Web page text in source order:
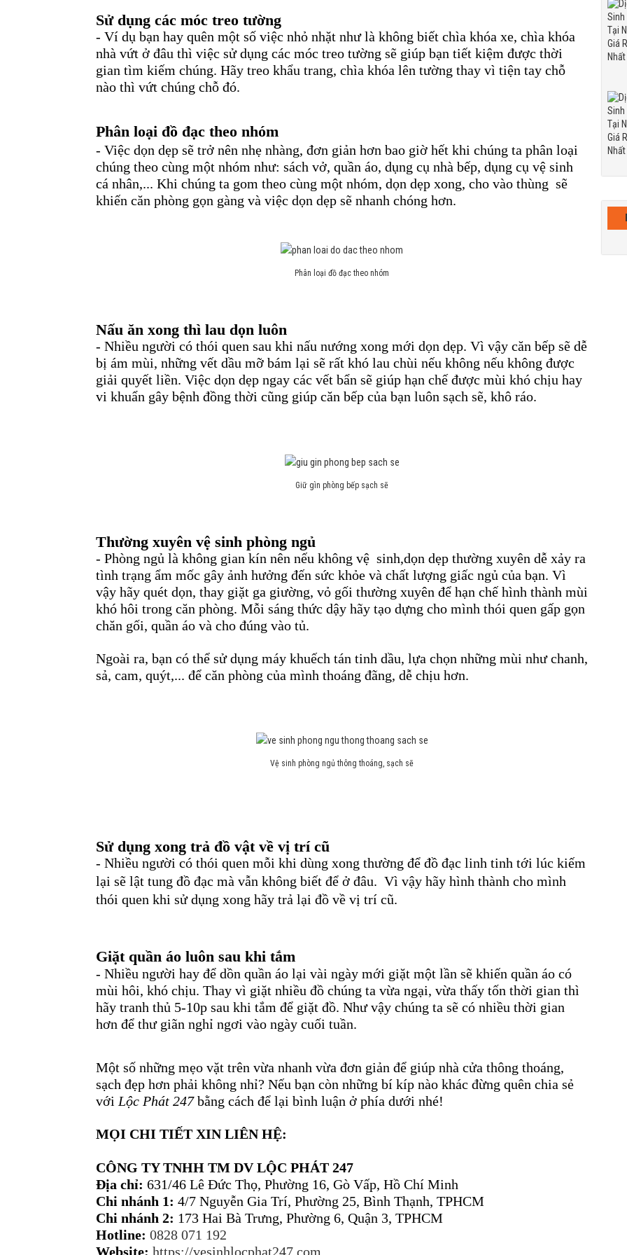
Sử dụng các móc treo tường
- Ví dụ bạn hay quên một số việc nhỏ nhặt như là không biết chìa khóa xe, chìa khóa
nhà vứt ở đâu thì việc sử dụng các móc treo tường sẽ giúp bạn tiết kiệm được thời
gian tìm kiếm chúng. Hãy treo khẩu trang, chìa khóa lên tường thay vì tiện tay chỗ
nào thì vứt chúng chỗ đó.
Phân loại đồ đạc theo nhóm
- Việc dọn dẹp sẽ trở nên nhẹ nhàng, đơn giản hơn bao giờ hết khi chúng ta phân loại
chúng theo cùng một nhóm như: sách vở, quần áo, dụng cụ nhà bếp, dụng cụ vệ sinh
cá nhân,... Khi chúng ta gom theo cùng một nhóm, dọn dẹp xong, cho vào thùng sẽ
khiến căn phòng gọn gàng và việc dọn dẹp sẽ nhanh chóng hơn.
Phân loại đồ đạc theo nhóm​​​
Nấu ăn xong thì lau dọn luôn
- Nhiều người có thói quen sau khi nấu nướng xong mới dọn dẹp. Vì vậy căn bếp sẽ dễ
bị ám mùi, những vết dầu mỡ bám lại sẽ rất khó lau chùi nếu không nếu không được
giải quyết liền. Việc dọn dẹp ngay các vết bẩn sẽ giúp hạn chế được mùi khó chịu hay
vi khuẩn gây bệnh đồng thời cũng giúp căn bếp của bạn luôn sạch sẽ, khô ráo.
Giữ gìn phòng bếp sạch sẽ
Thường xuyên vệ sinh phòng ngủ
- Phòng ngủ là không gian kín nên nếu không vệ sinh,dọn dẹp thường xuyên dễ xảy ra
tình trạng ẩm mốc gây ảnh hưởng đến sức khỏe và chất lượng giấc ngủ của bạn. Vì
vậy hãy quét dọn, thay giặt ga giường, vỏ gối thường xuyên để hạn chế hình thành mùi
khó hôi trong căn phòng. Mỗi sáng thức dậy hãy tạo dựng cho mình thói quen gấp gọn
chăn gối, quần áo và cho đúng vào tủ.
Ngoài ra, bạn có thể sử dụng máy khuếch tán tinh dầu, lựa chọn những mùi như chanh,
sả, cam, quýt,... để căn phòng của mình thoáng đãng, dễ chịu hơn.
Vệ sinh phòng ngủ thông thoáng, sạch sẽ
Sử dụng xong trả đồ vật về vị trí cũ
- Nhiều người có thói quen mỗi khi dùng xong thường để đồ đạc linh tinh tới lúc kiếm
lại sẽ lật tung đồ đạc mà vẫn không biết để ở đâu. Vì vậy hãy hình thành cho mình
thói quen khi sử dụng xong hãy trả lại đồ về vị trí cũ.
Giặt quần áo luôn sau khi tắm
- Nhiều người hay để dồn quần áo lại vài ngày mới giặt một lần sẽ khiến quần áo có
mùi hôi, khó chịu. Thay vì giặt nhiều đồ chúng ta vừa ngại, vừa thấy tốn thời gian thì
hãy tranh thủ 5-10p sau khi tắm để giặt đồ. Như vậy chúng ta sẽ có nhiều thời gian
hơn để thư giãn nghỉ ngơi vào ngày cuối tuần.
Một số những mẹo vặt trên vừa nhanh vừa đơn giản để giúp nhà cửa thông thoáng,
sạch đẹp hơn phải không nhỉ? Nếu bạn còn những bí kíp nào khác đừng quên chia sẻ
vớiLộc Phát 247bằng cách để lại bình luận ở phía dưới nhé!
MỌI CHI TIẾT XIN LIÊN HỆ:
CÔNG TY TNHH TM DV LỘC PHÁT 247
Địa chỉ: 631/46 Lê Đức Thọ, Phường 16, Gò Vấp, Hồ Chí Minh
Chi nhánh 1: 4/7 Nguyễn Gia Trí, Phường 25, Bình Thạnh, TPHCM
Chi nhánh 2: 173 Hai Bà Trưng, Phường 6, Quận 3, TPHCM
Hotline: 0828 071 192
Website: https://vesinhlocphat247.com